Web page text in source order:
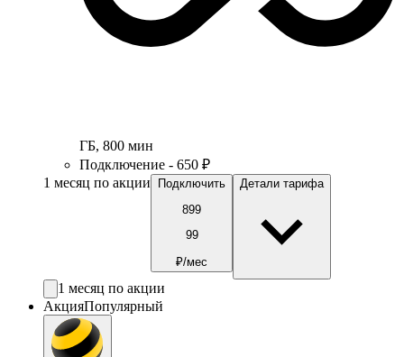
ГБ, 800 мин
Подключение - 650 ₽
1 месяц по акции
Подключить
899
99
₽/мес
Детали тарифа
1 месяц по акции
АкцияПопулярный